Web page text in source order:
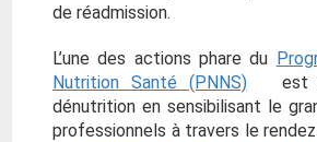
de réadmission.
L’une des actions phare du
Nutrition Santé (PNNS)
est
dénutrition en sensibilisant le
professionnels à travers le